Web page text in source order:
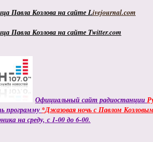
Павла Козлова на сайте Livejournal.com
Павла Козлова на сайте Twitter.com
Официальный сайт радиостанции
программу *Джазовая ночь с Павлом
на среду, с 1-00 до 6-00.